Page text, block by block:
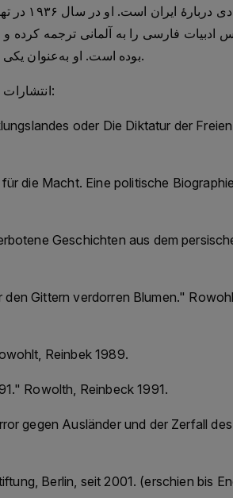
بوده است. او به‌عنوان یکی از برجسته‌ترین کارشناسان سیاست ایران شناخته می‌شود.
📚 Veröffentlichungen u.a. / publications a.o. / انتشارات شامل:
oder Die Diktatur der
die Macht. Eine politische
Geschichten aus dem
den Gittern verdorren Blumen."
Reinbek 1989.
Rowolth, Reinbeck 1991.
gegen Ausländer und der Zerfall des
Berlin, seit 2001. (erschien bis